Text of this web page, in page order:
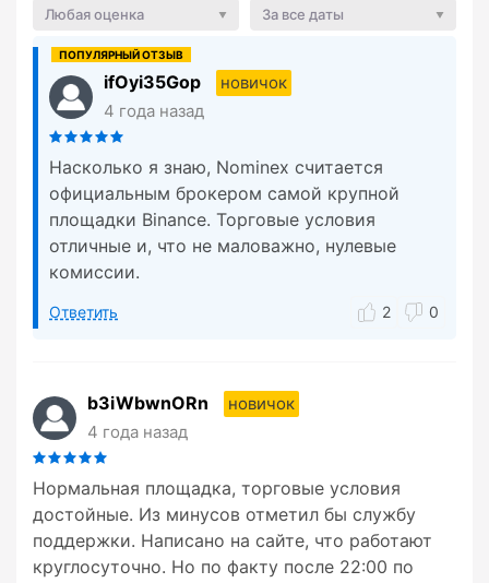
Любая оценка За все даты
ifOyi35Gop
новичок
4 года назад
Насколько я знаю, Nominex считается
официальным брокером самой крупной
площадки Binance. Торговые условия
отличные и, что не маловажно, нулевые
комиссии.
Ответить 2 0
b3iWbwnORn
новичок
4 года назад
Нормальная площадка, торговые условия
достойные. Из минусов отметил бы службу
поддержки. Написано на сайте, что работают
круглосуточно. Но по факту после 22:00 по